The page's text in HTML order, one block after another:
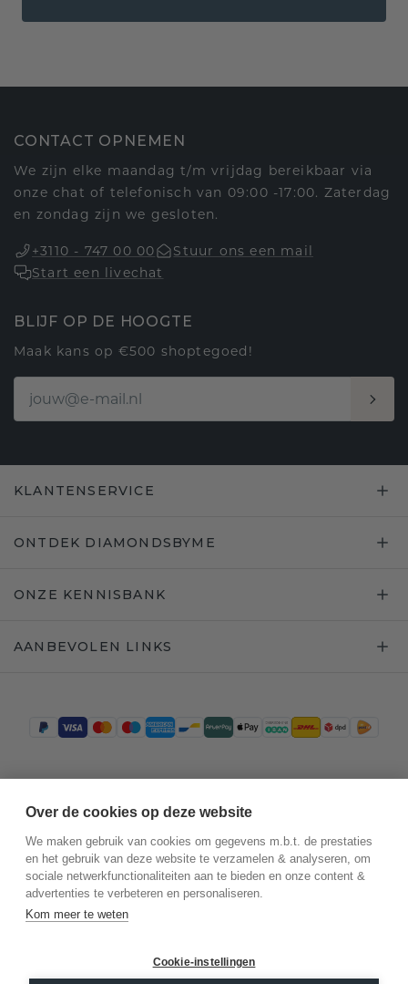
CONTACT OPNEMEN
We zijn elke maandag t/m vrijdag bereikbaar via
onze chat of telefonisch van 09:00 -17:00. Zaterdag
en zondag zijn we gesloten.
+3110 - 747 00 00
Stuur ons een mail
Start een livechat
BLIJF OP DE HOOGTE
Maak kans op €500 shoptegoed!
KLANTENSERVICE
ONTDEK DIAMONDSBYME
ONZE KENNISBANK
AANBEVOLEN LINKS
©2026.DiamondsByMe
Over de cookies op deze website
We maken gebruik van cookies om gegevens m.b.t. de prestaties
en het gebruik van deze website te verzamelen & analyseren, om
sociale netwerkfunctionaliteiten aan te bieden en onze content &
advertenties te verbeteren en personaliseren.
Kom meer te weten
Cookie-instellingen